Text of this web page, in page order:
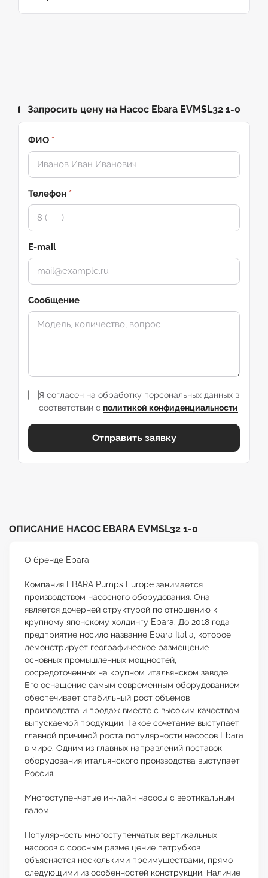
Запросить цену на Насос Ebara EVMSL32 1-0
ФИО *
Телефон *
E-mail
Сообщение
Я согласен на обработку персональных данных в
соответствии с политикой конфиденциальности
Отправить заявку
ОПИСАНИЕ НАСОС EBARA EVMSL32 1-0
О бренде Ebara
Компания EBARA Pumps Europe занимается
производством насосного оборудования. Она
является дочерней структурой по отношению к
крупному японскому холдингу Ebara. До 2018 года
предприятие носило название Ebara Italia, которое
демонстрирует географическое размещение
основных промышленных мощностей,
сосредоточенных на крупном итальянском заводе.
Его оснащение самым современным оборудованием
обеспечивает стабильный рост объемов
производства и продаж вместе с высоким качеством
выпускаемой продукции. Такое сочетание выступает
главной причиной роста популярности насосов Ebara
в мире. Одним из главных направлений поставок
оборудования итальянского производства выступает
Россия.
Многоступенчатые ин-лайн насосы с вертикальным
валом
Популярность многоступенчатых вертикальных
насосов с соосным размещение патрубков
объясняется несколькими преимуществами, прямо
следующими из особенностей конструкции. Наличие